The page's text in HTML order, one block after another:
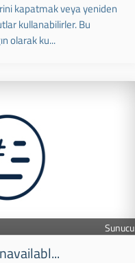
kapatmak veya yeniden
kullanabilirler. Bu
olarak ku...
Sunucu